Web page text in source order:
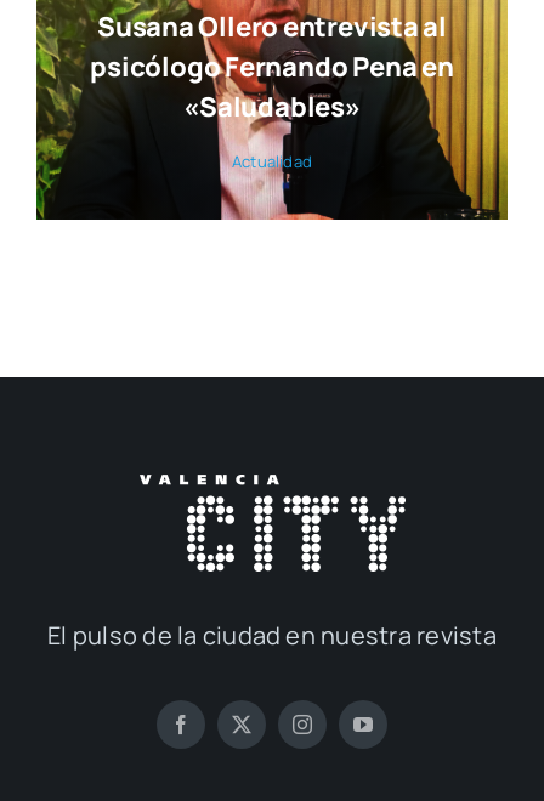
© 2017 — 2026Publi­ca­cio­nes M&Dcon la cola­bo­ra­ción de
Elca Con­te­ni­dos
| Todos los dere­chos reser­va­dos | Powe­